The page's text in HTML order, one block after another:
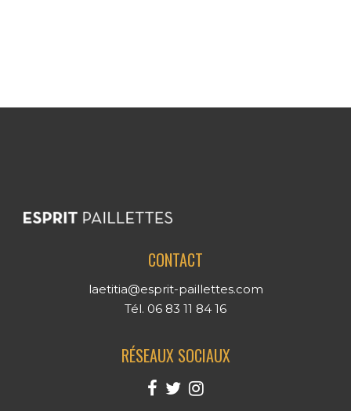
CONTACT
laetitia@esprit-paillettes.com
Tél. 06 83 11 84 16
RÉSEAUX SOCIAUX